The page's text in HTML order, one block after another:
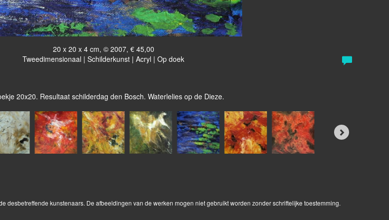
20 x 20 x 4 cm, © 2007, € 45,00
Tweedimensionaal | Schilderkunst | Acryl | Op doek
20x20. Resultaat schilderdag den Bosch. Waterlelies op de Dieze.
desbetreffende kunstenaars. De afbeeldingen van de werken mogen niet gebruikt worden zonder schriftelijke toestemming.